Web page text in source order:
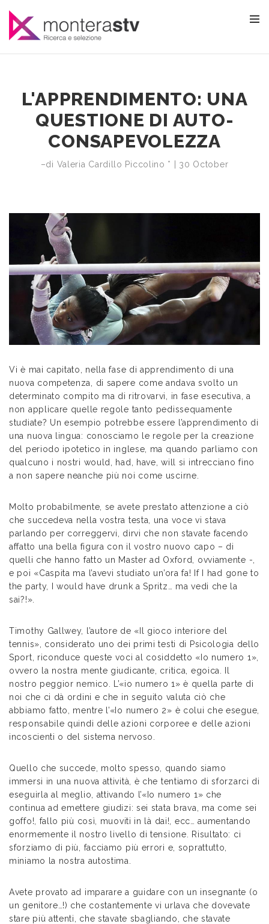
L'APPRENDIMENTO: UNA
QUESTIONE DI AUTO-
CONSAPEVOLEZZA
–di Valeria Cardillo Piccolino * | 30 October
Vi è mai capitato, nella fase di apprendimento di una
nuova competenza, di sapere come andava svolto un
determinato compito ma di ritrovarvi, in fase esecutiva, a
non applicare quelle regole tanto pedissequamente
studiate? Un esempio potrebbe essere l’apprendimento di
una nuova lingua: conosciamo le regole per la creazione
del periodo ipotetico in inglese, ma quando parliamo con
qualcuno i nostri would, had, have, will si intrecciano fino
a non sapere neanche più noi come uscirne.
Molto probabilmente, se avete prestato attenzione a ciò
che succedeva nella vostra testa, una voce vi stava
parlando per correggervi, dirvi che non stavate facendo
affatto una bella figura con il vostro nuovo capo – di
quelli che hanno fatto un Master ad Oxford, ovviamente -,
e poi «Caspita ma l’avevi studiato un’ora fa! If I had gone to
the party, I would have drunk a Spritz… ma vedi che la
sai?!».
Timothy Gallwey, l’autore de «Il gioco interiore del
tennis», considerato uno dei primi testi di Psicologia dello
Sport, riconduce queste voci al cosiddetto «Io numero 1»,
ovvero la nostra mente giudicante, critica, egoica. Il
nostro peggior nemico. L’«io numero 1» è quella parte di
noi che ci dà ordini e che in seguito valuta ciò che
abbiamo fatto, mentre l’«Io numero 2» è colui che esegue,
responsabile quindi delle azioni corporee e delle azioni
incoscienti o del sistema nervoso.
Quello che succede, molto spesso, quando siamo
immersi in una nuova attività, è che tentiamo di sforzarci di
eseguirla al meglio, attivando l’«Io numero 1» che
continua ad emettere giudizi: sei stata brava, ma come sei
goffo!, fallo più così, muoviti in là dai!, ecc… aumentando
enormemente il nostro livello di tensione. Risultato: ci
sforziamo di più, facciamo più errori e, soprattutto,
miniamo la nostra autostima.
Avete provato ad imparare a guidare con un insegnante (o
un genitore…!) che costantemente vi urlava che dovevate
stare più attenti, che stavate sbagliando, che stavate